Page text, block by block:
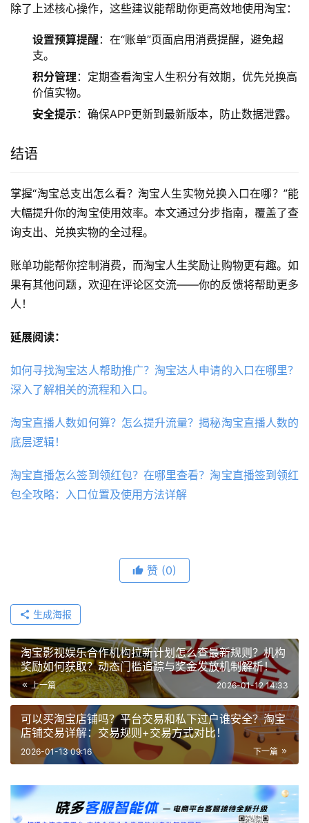
除了上述核心操作，这些建议能帮助你更高效地使用淘宝：
设置预算提醒：在“账单”页面启用消费提醒，避免超
支。
积分管理 ：定期查看淘宝人生积分有效期，优先兑换高
价值实物。
安全提示：确保APP更新到最新版本，防止数据泄露。
结语
掌握“淘宝总支出怎么看？淘宝人生实物兑换入口在哪？”能
大幅提升你的淘宝使用效率。本文通过分步指南，覆盖了查
询支出、兑换实物的全过程。
账单功能帮你控制消费，而淘宝人生奖励让购物更有趣。如
果有其他问题，欢迎在评论区交流——你的反馈将帮助更多
人！
延展阅读：
如何寻找淘宝达人帮助推广？淘宝达人申请的入口在哪里？
深入了解相关的流程和入口。
淘宝直播人数如何算？怎么提升流量？揭秘淘宝直播人数的
底层逻辑！
淘宝直播怎么签到领红包？在哪里查看？淘宝直播签到领红
包全攻略：入口位置及使用方法详解
赞 (0)
生成海报
淘宝影视娱乐合作机构拉新计划怎么查最新规则？机构
奖励如何获取？动态门槛追踪与奖金发放机制解析！
上一篇 2026-01-12 14:33
可以买淘宝店铺吗？平台交易和私下过户谁安全？淘宝
店铺交易详解：交易规则+交易方式对比！
下一篇
2026-01-13 09:16